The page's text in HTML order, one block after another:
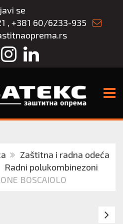
se
, +381 60/6233-935
FacebookInstagram
LinkedIn
Zaštitna i radna odeća
Radni polukombinezoni
BOSCAIOLO